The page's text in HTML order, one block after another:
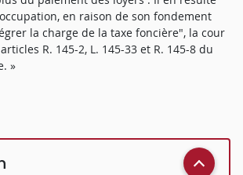
en raison de son fondement
la charge de la taxe foncière", la cour
R. 145-2, L. 145-33 et R. 145-8 du
»